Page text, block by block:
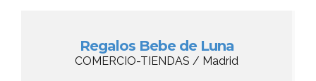
Regalos Bebe de Luna
COMERCIO-TIENDAS / Madrid